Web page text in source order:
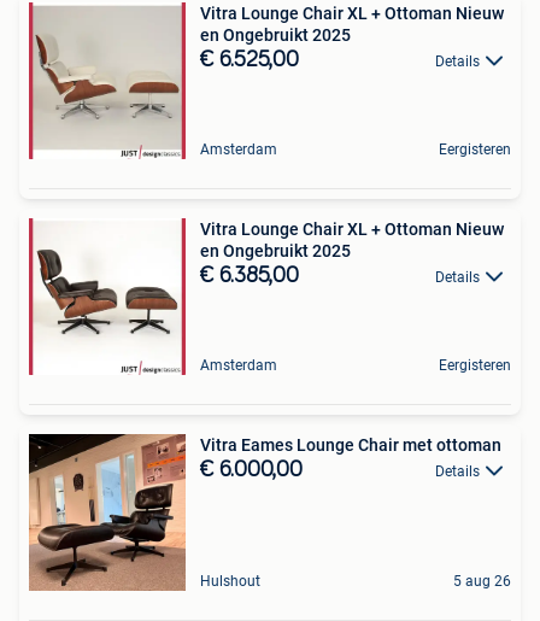
Vitra Lounge Chair XL + Ottoman Nieuw
en Ongebruikt 2025
€ 6.525,00 Details
Amsterdam Eergisteren
Vitra Lounge Chair XL + Ottoman Nieuw
en Ongebruikt 2025
€ 6.385,00 Details
Amsterdam Eergisteren
Vitra Eames Lounge Chair met ottoman
€ 6.000,00 Details
Hulshout 5 aug 26